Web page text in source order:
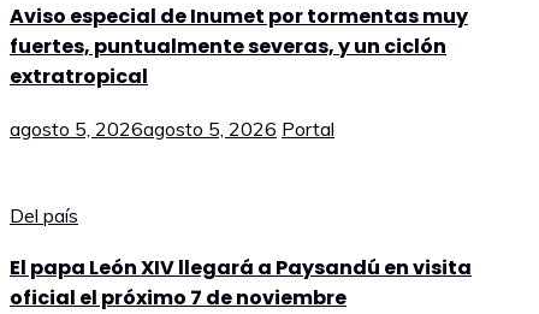
Aviso especial de Inumet por tormentas muy
fuertes, puntualmente severas, y un ciclón
extratropical
agosto 5, 2026agosto 5, 2026 Portal
Del país
El papa León XIV llegará a Paysandú en visita
oficial el próximo 7 de noviembre